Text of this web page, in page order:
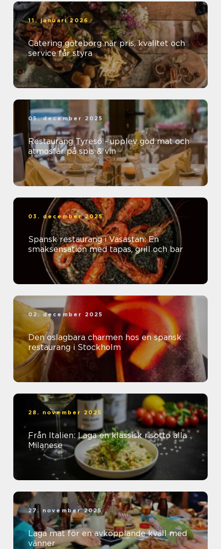
11. januari 2026
Catering göteborg när pris, kvalitet och
service får styra
05. december 2025
Restaurang Tyresö - upplev god mat och
atmosfär på spis & vin
03. december 2025
Spansk restaurang i Vasastan: En
smaksensation med tapas, grill och bar
02. december 2025
Den oslagbara charmen hos en spansk
restaurang i Stockholm
28. november 2025
Från Italien: Laga en klassisk risotto alla
Milanese
27. november 2025
Laga mat för en avkopplande kväll med
vänner